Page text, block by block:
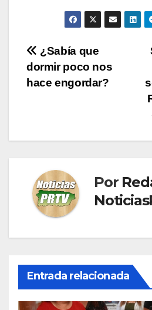
Navegación
de
¿Sabía que
dormir poco nos
hace engordar?
Por
Entrada relacionada